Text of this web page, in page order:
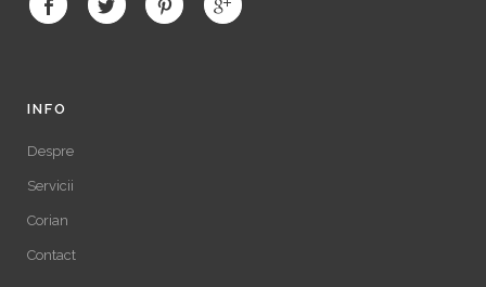
INFO
Despre
Servicii
Corian
Contact